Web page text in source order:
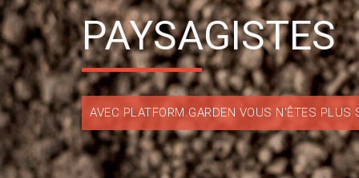
PAYSAGISTES
AVEC PLATFORM.GARDEN VOUS N'ÊTES PLUS